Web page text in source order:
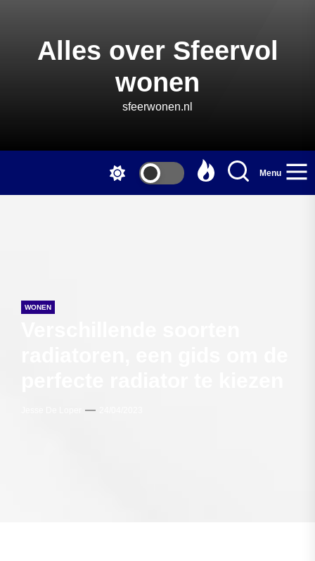
Alles over Sfeervol
wonen
sfeerwonen.nl
Menu
WONEN